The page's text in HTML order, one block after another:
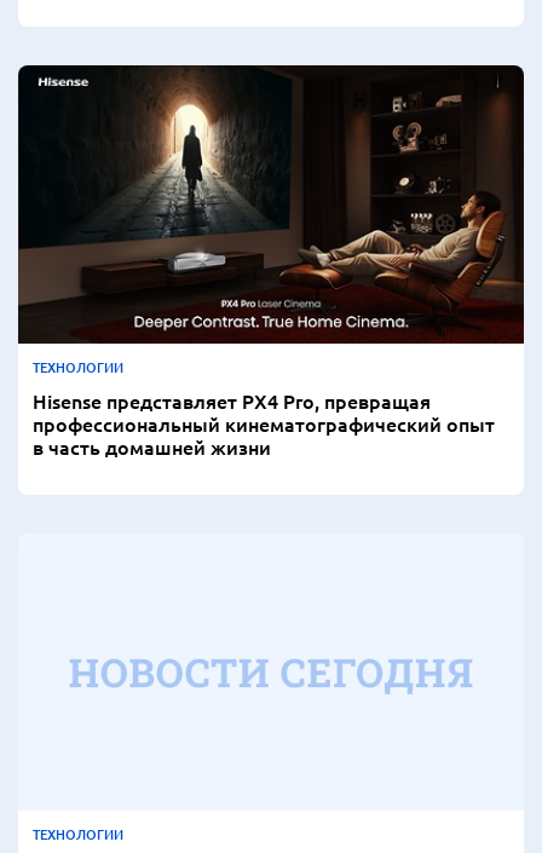
ТЕХНОЛОГИИ
Hisense представляет PX4 Pro, превращая
профессиональный кинематографический опыт
в часть домашней жизни
ТЕХНОЛОГИИ